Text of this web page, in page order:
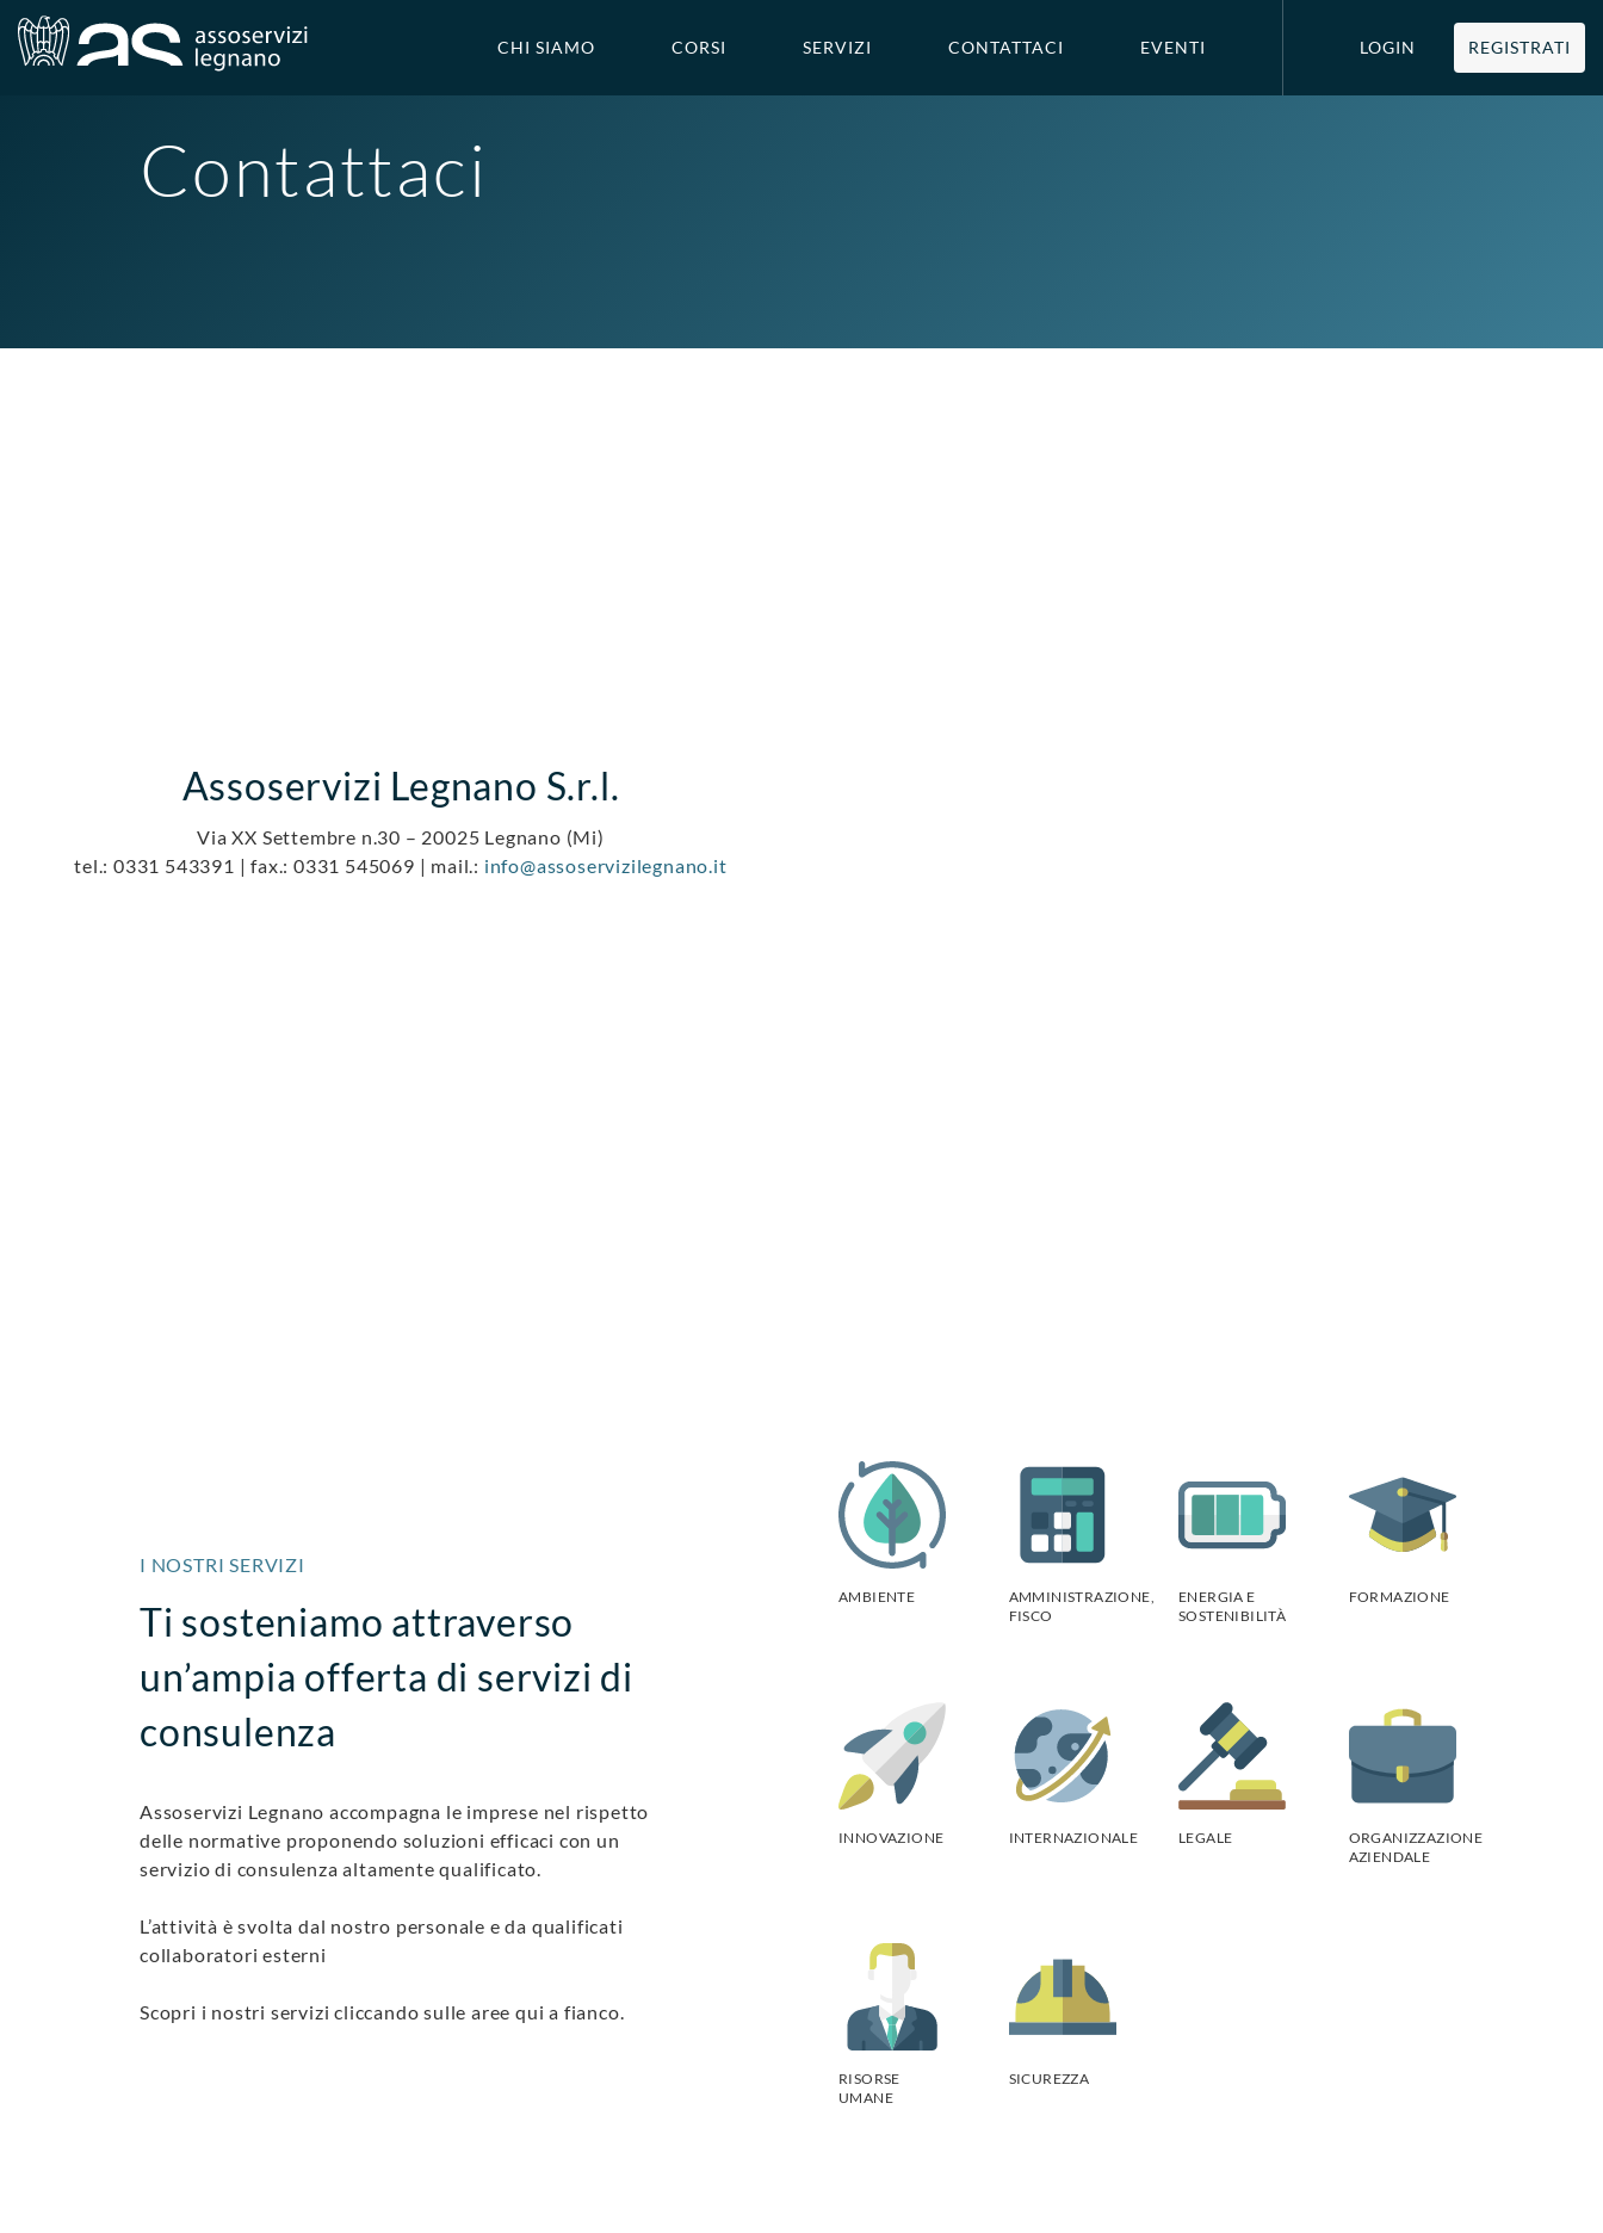
CHI SIAMO CORSI SERVIZI CONTATTACI EVENTI LOGIN REGISTRATI
Contattaci
Assoservizi Legnano S.r.l.
Via XX Settembre n.30 – 20025 Legnano (Mi)
tel.: 0331 543391 | fax.: 0331 545069 | mail.: info@assoservizilegnano.it
I NOSTRI SERVIZI
Ti sosteniamo attraverso
un’ampia offerta di servizi di
consulenza
Assoservizi Legnano accompagna le imprese nel rispetto
delle normative proponendo soluzioni efficaci con un
servizio di consulenza altamente qualificato.
L’attività è svolta dal nostro personale e da qualificati
collaboratori esterni
Scopri i nostri servizi cliccando sulle aree qui a fianco.
AMBIENTE
AMMINISTRAZIONE,
FISCO
ENERGIA E
SOSTENIBILITÀ
FORMAZIONE
INNOVAZIONE INTERNAZIONALE LEGALE
ORGANIZZAZIONE
AZIENDALE
RISORSE
UMANE
SICUREZZA